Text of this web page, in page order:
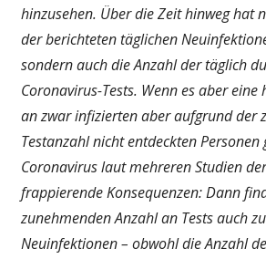
hinzusehen. Über die Zeit hinweg hat
der berichteten täglichen
sondern auch die Anzahl der täglich
Coronavirus-Tests. Wenn es aber
an zwar infizierten aber aufgrund der
Testanzahl nicht entdeckten Personen
Coronavirus laut mehreren Studien
frappierende Konsequenzen: Dann
zunehmenden Anzahl an Tests auch
Neuinfektionen – obwohl die Anzahl